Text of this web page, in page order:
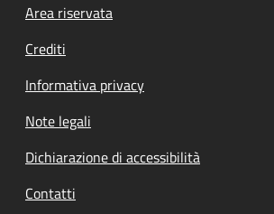
Footer menu
Area riservata
Crediti
Informativa privacy
Note legali
Dichiarazione di accessibilità
Contatti